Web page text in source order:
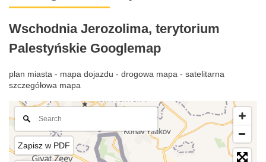
Wschodnia Jerozolima, terytorium
Palestyńskie Googlemap
plan miasta - mapa dojazdu - drogowa mapa - satelitarna
szczegółowa mapa
Zapisz w PDF